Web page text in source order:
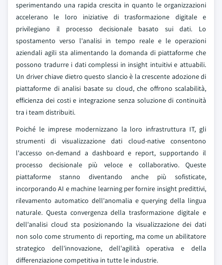
sperimentando una rapida crescita in quanto le organizzazioni
accelerano le loro iniziative di trasformazione digitale e
privilegiano il processo decisionale basato sui dati. Lo
spostamento verso l'analisi in tempo reale e le operazioni
aziendali agili sta alimentando la domanda di piattaforme che
possono tradurre i dati complessi in insight intuitivi e attuabili.
Un driver chiave dietro questo slancio è la crescente adozione di
piattaforme di analisi basate su cloud, che offrono scalabilità,
efficienza dei costi e integrazione senza soluzione di continuità
tra i team distribuiti.
Poiché le imprese modernizzano la loro infrastruttura IT, gli
strumenti di visualizzazione dati cloud-native consentono
l'accesso on-demand a dashboard e report, supportando il
processo decisionale più veloce e collaborativo. Queste
piattaforme stanno diventando anche più sofisticate,
incorporando AI e machine learning per fornire insight predittivi,
rilevamento automatico dell'anomalia e querying della lingua
naturale. Questa convergenza della trasformazione digitale e
dell'analisi cloud sta posizionando la visualizzazione dei dati
non solo come strumento di reporting, ma come un abilitatore
strategico dell'innovazione, dell'agilità operativa e della
differenziazione competitiva in tutte le industrie.